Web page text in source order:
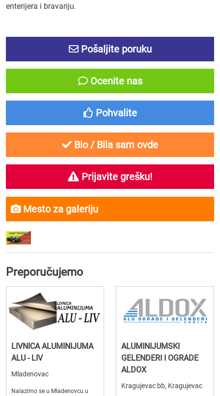
enterijera i bravariju.
Pošaljite poruku
Ocenite nas
Pohvalite
Bio / Bila sam ovde
Prijavite grešku!
Mesto za galeriju
Preporučujemo
LIVNICA ALUMINIJUMA
ALU - LIV
Mladenovac
Nalazimo se u Mladenovcu u
ALUMINIJUMSKI
GELENDERI I OGRADE
ALDOX
Kragujevac bb, Kragujevac